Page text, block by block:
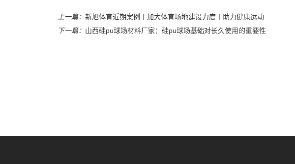
上一篇： 新旭体育近期案例丨加大体育场地建设力度丨助力健康运动
下一篇： 山西硅pu球场材料厂家：硅pu球场基础对长久使用的重要性